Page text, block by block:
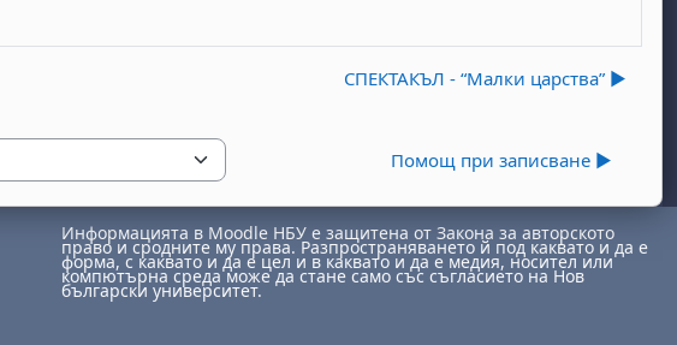
СПЕКТАКЪЛ - “Малки царства” ▶︎
Помощ при записване ▶︎
Информацията в Moodle НБУ е защитена от Закона за авторското
право и сродните му права. Разпространяването й под каквато и да е
форма, с каквато и да е цел и в каквато и да е медия, носител или
компютърна среда може да стане само със съгласието на Нов
български университет.